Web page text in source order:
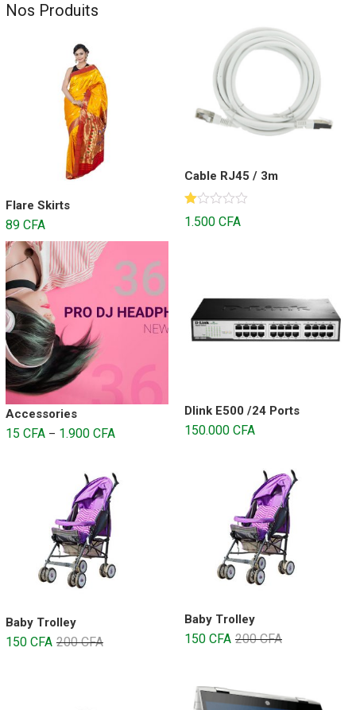
Nos Produits
Flare Skirts
89 CFA
Accessories
15 CFA– 1.900 CFA
Baby Trolley
200CFA
150 CFA
Cable RJ45 / 3m
N
ot
1.500 CFA
Dlink E500 /24 Ports
150.000 CFA
Baby Trolley
200CFA
150 CFA